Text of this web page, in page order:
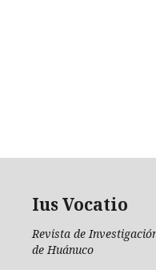
Ius Vocatio
Revista de
de Huánuco